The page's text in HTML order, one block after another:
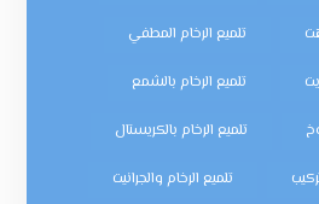
تلميع الرخام المطفي
تلميع الرخام بالشمع
تلميع الرخام بالكريستال
تلميع الرخام والجرانيت